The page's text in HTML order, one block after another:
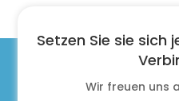
Setzen Sie sie sich
Wir freuen uns